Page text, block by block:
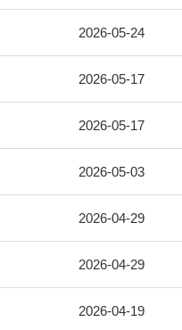
2026-05-24
2026-05-17
2026-05-17
2026-05-03
2026-04-29
2026-04-29
2026-04-19